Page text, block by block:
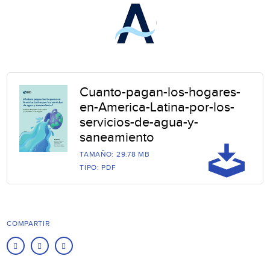
Cuanto-pagan-los-hogares-
en-America-Latina-por-los-
servicios-de-agua-y-
saneamiento
TAMAÑO: 29.78 MB
TIPO: PDF
COMPARTIR